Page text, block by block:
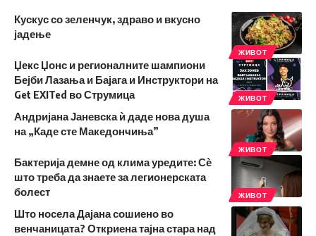
ЖИВОТ
Кускус со зеленчук, здраво и вкусно
јадење
ЖИВОТ
Џекс Џонс и регионалните шампиони
Бејби Лазања и Бајага и Инструктори на
Get EXITed во Струмица
ЖИВОТ
Андријана Јаневска ѝ даде нова душа
на „Каде сте Македончиња”
ЖИВОТ
Бактерија демне од клима уредите: Сѐ
што треба да знаете за легионерската
болест
Што носела Дајана сошиено во
венчаницата? Откриена тајна стара над